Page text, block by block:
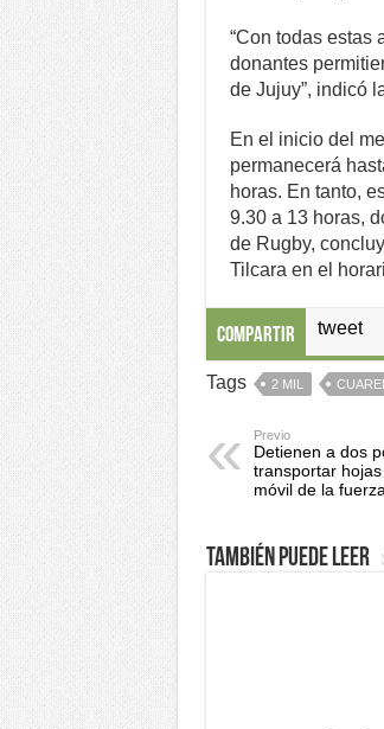
“Con todas estas
donantes
de Jujuy”, indicó
En el inicio del
permanecerá
horas. En tanto,
9.30 a 13 horas,
de Rugby,
Tilcara en el
Compartir tweet
Tags 2 MIL
Previo
Detienen a dos
transportar
móvil de la fuerza
También puede leer